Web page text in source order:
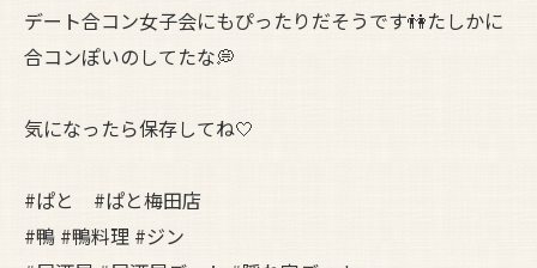
デート合コン女子会にもぴったりだそうです👫たしかに
合コンぽいのしてたな💭
気になったら保存してね🤍
#ぱと #ぱと梅田店
#鴨 #鴨料理 #ジン